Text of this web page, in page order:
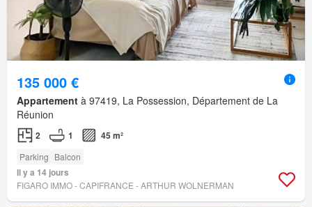
135 000 €
Appartement à 97419, La Possession, Département de La
Réunion
2 1 45 m²
Parking Balcon
Il y a 14 jours
FIGARO IMMO - CAPIFRANCE - ARTHUR WOLNERMAN